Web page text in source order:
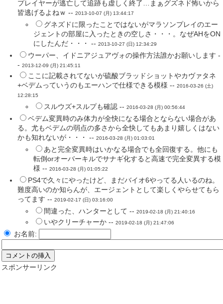
プレイヤーが逃亡して追跡も虚しく終了…まぁグズネド怖いから
皆逃げるよねｗ -- 2013-10-07 (月) 13:44:17
グネズドに限ったことではないがマラソンプレイのエー
ジェントの部屋に入ったときの空しさ・・・。なぜAHをON
にしたんだ・・・ -- 2013-10-27 (日) 12:34:29
ウーパー、イドニアジュアヴォの操作方法誰かお願いします -
- 2013-12-09 (月) 21:45:11
ここに記載されてないが硫酸ブラッドショットやカヴァタネ
+ベデムっていうのもエーハンで仕様できる模様 -- 2016-03-26 (土)
12:28:15
スルウズ+スルプも確認 -- 2016-03-28 (月) 00:56:44
ベデム変異時のみ体力が全快になる場合とならない場合があ
る。尤もベデムの弱点の多さから全快してもあまり嬉しくはない
かも知れないが・・・ -- 2016-03-28 (月) 01:03:01
あと完全変異時はいかなる場合でも全回復する。他にも
転倒orオーバーキルでサナギ化すると高速で完全変異する模
様 -- 2016-03-28 (月) 01:05:22
PS4で久々にやったけど、まだバイオ6やってる人いるのね。
難度高いのか知らんが、エージェントとして楽しくやらせてもら
ってます -- 2019-02-17 (日) 03:16:00
間違った、ハンターとして -- 2019-02-18 (月) 21:40:16
いやクリーチャーか -- 2019-02-18 (月) 21:47:06
お名前:
スポンサーリンク